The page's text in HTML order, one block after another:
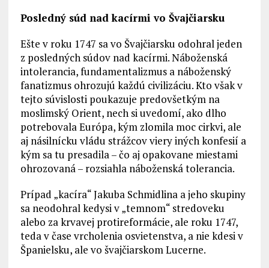
Posledný súd nad kacírmi vo Švajčiarsku
Ešte v roku 1747 sa vo Švajčiarsku odohral jeden
z posledných súdov nad kacírmi. Náboženská
intolerancia, fundamentalizmus a náboženský
fanatizmus ohrozujú každú civilizáciu. Kto však v
tejto súvislosti poukazuje predovšetkým na
moslimský Orient, nech si uvedomí, ako dlho
potrebovala Európa, kým zlomila moc cirkvi, ale
aj násilnícku vládu strážcov viery iných konfesií a
kým sa tu presadila – čo aj opakovane miestami
ohrozovaná – rozsiahla náboženská tolerancia.
Prípad „kacíra“ Jakuba Schmidlina a jeho skupiny
sa neodohral kedysi v „temnom“ stredoveku
alebo za krvavej protireformácie, ale roku 1747,
teda v čase vrcholenia osvietenstva, a nie kdesi v
Španielsku, ale vo švajčiarskom Lucerne.